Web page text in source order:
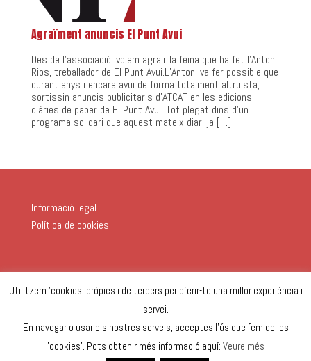
Agraïment anuncis El Punt Avui
Des de l’associació, volem agrair la feina que ha fet l’Antoni
Rios, treballador de El Punt Avui.L’Antoni va fer possible que
durant anys i encara avui de forma totalment altruista,
sortissin anuncis publicitaris d’ATCAT en les edicions
diàries de paper de El Punt Avui. Tot plegat dins d’un
programa solidari que aquest mateix diari ja […]
Informació legal
Política de cookies
Utilitzem 'cookies' pròpies i de tercers per oferir-te una millor experiència i
servei.
En navegar o usar els nostres serveis, acceptes l'ús que fem de les
'cookies'. Pots obtenir més informació aquí: Veure més